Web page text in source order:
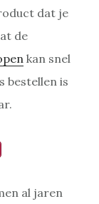
dat je
de
kan snel
bestellen is
al jaren